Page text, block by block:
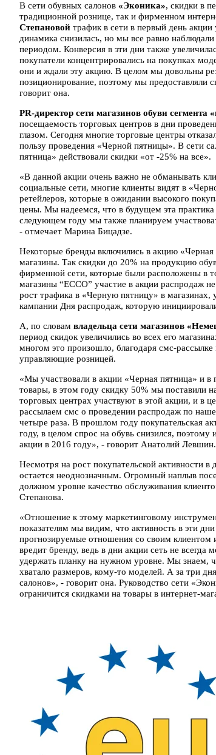
В сети обувных салонов «Эконика», скидки в
традиционной рознице, так и фирменном
Степановой трафик в сети в первый день
динамика снизилась, но мы все равно
периодом. Конверсия в эти дни также
покупатели концентрировались на покупках
они и ждали эту акцию. В целом мы довольны
позиционирование, поэтому мы предоставляли
говорит она.
PR-директор сети магазинов обуви
посещаемость торговых центров в дни
глазом. Сегодня многие торговые центры
пользу проведения «Черной пятницы». В сети
пятница» действовали скидки «от -25% на все».
«В данной акции очень важно не обманывать
социальные сети, многие клиенты видят в
ретейлеров, которые в ожидании высокого
цены. Мы надеемся, что в будущем эта
следующем году мы также планируем
- отмечает Марина Бицадзе.
Некоторые бренды включились в акцию «Черная
магазины. Так скидки до 20% на продукцию
фирменной сети, которые были расположены в
магазины “ECCO” участие в акции распродаж
рост трафика в «Черную пятницу» в
кампании Дня распродаж, которую
А, по словам владельца сети магазинов
период скидок увеличились во всех его
многом это произошло, благодаря смс-
управляющие розницей.
«Мы участвовали в акции «Черная пятница» и
товары, в этом году скидку 50% мы поставили
торговых центрах участвуют в этой акции, и в
рассылаем смс о проведении распродаж по
четыре раза. В прошлом году покупательская
году, в целом спрос на обувь снизился,
акции в 2016 году», - говорит Анатолий Левшин.
Несмотря на рост покупательской активности
остается неоднозначным. Огромный наплыв
должном уровне качество обслуживания
Степанова.
«Отношение к этому маркетинговому
показателям мы видим, что активность в эти
прогнозируемые отношения со своим клиентом
вредит бренду, ведь в дни акции сеть не
удержать планку на нужном уровне. Мы знаем,
хватало размеров, кому-то моделей. А за три
салонов», - говорит она. Руководство сети
ограничится скидками на товары в интернет-